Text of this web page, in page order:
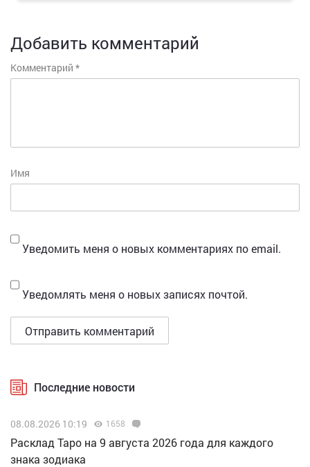
Добавить комментарий
Комментарий *
Имя
Уведомить меня о новых комментариях по email.
Уведомлять меня о новых записях почтой.
Последние новости
08.08.2026 10:19 1658
Расклад Таро на 9 августа 2026 года для каждого
знака зодиака